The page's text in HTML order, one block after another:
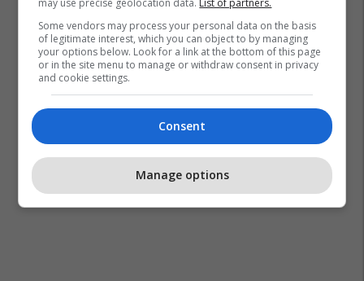
Some vendors may process your personal data on the basis
of legitimate interest, which you can object to by managing
your options below. Look for a link at the bottom of this page
or in the site menu to manage or withdraw consent in privacy
and cookie settings.
Consent
Manage options